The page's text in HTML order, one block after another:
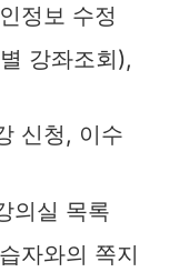
정보 수정
강좌조회),
신청, 이수
의실 목록
자와의 쪽지